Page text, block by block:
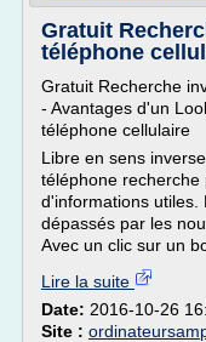
Gratuit
téléphone
Gratuit Recherche
- Avantages d'un
téléphone cellulaire
Libre en sens
téléphone
d'informations utiles.
dépassés par les
Avec un clic sur un
Lire la suite
Date: 2016-10-26
Site :